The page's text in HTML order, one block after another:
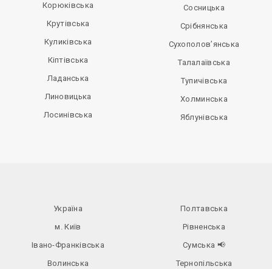
Корюківська
Крутівська
Куликівська
Кіптівська
Ладанська
Линовицька
Лосинівська
Сосницька
Срібнянська
Сухополов’янська
Талалаївська
Тупичівська
Холминська
Яблунівська
Україна
м. Київ
Івано-Франківська
Волинська
Полтавська
Рівненська
Сумська 📢
Тернопільська